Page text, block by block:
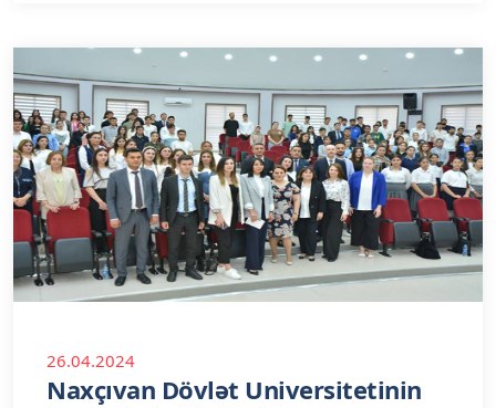
26.04.2024
Naxçıvan Dövlət Universitetinin